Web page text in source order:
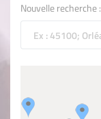
Nouvelle recherche :